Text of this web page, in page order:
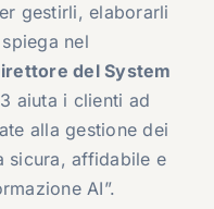
gestirli, elaborarli
nel
del System
aiuta i clienti ad
alla gestione dei
sicura, affidabile e
AI”.